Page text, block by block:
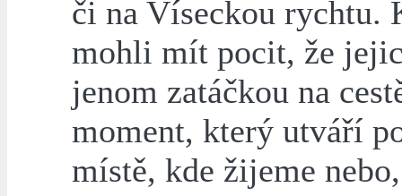
či na Víseckou rychtu.
mohli mít pocit, že
jenom zatáčkou na
moment, který utváří
místě, kde žijeme